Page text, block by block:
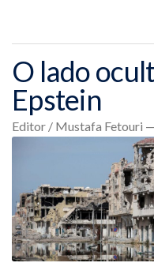
O lado
Epstein
Editor / Mustafa Fetouri